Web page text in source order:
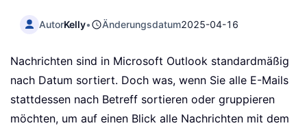
AutorKelly• Änderungsdatum2025-04-16
Nachrichten sind in Microsoft Outlook standardmäßig
nach Datum sortiert. Doch was, wenn Sie alle E-Mails
stattdessen nach Betreff sortieren oder gruppieren
möchten, um auf einen Blick alle Nachrichten mit dem